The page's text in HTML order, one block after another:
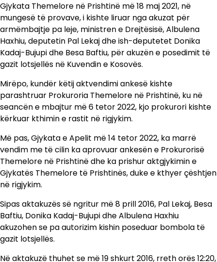
Gjykata Themelore në Prishtinë më 18 maj 2021, në
mungesë të provave, i kishte liruar nga akuzat për
armëmbajtje pa leje, ministren e Drejtësisë, Albulena
Haxhiu, deputetin Pal Lekaj dhe ish-deputetet Donika
Kadaj-Bujupi dhe Besa Baftiu, për akuzën e posedimit të
gazit lotsjellës në Kuvendin e Kosovës.
Mirëpo, kundër këtij aktvendimi ankesë kishte
parashtruar Prokuroria Themelore në Prishtinë, ku në
seancën e mbajtur më 6 tetor 2022, kjo prokurori kishte
kërkuar kthimin e rastit në rigjykim.
Më pas, Gjykata e Apelit më 14 tetor 2022, ka marrë
vendim me të cilin ka aprovuar ankesën e Prokurorisë
Themelore në Prishtinë dhe ka prishur aktgjykimin e
Gjykatës Themelore të Prishtinës, duke e kthyer çështjen
në rigjykim.
Sipas aktakuzës së ngritur më 8 prill 2016, Pal Lekaj, Besa
Baftiu, Donika Kadaj-Bujupi dhe Albulena Haxhiu
akuzohen se pa autorizim kishin poseduar bombola të
gazit lotsjellës.
Në aktakuzë thuhet se më 19 shkurt 2016, rreth orës 12:20,